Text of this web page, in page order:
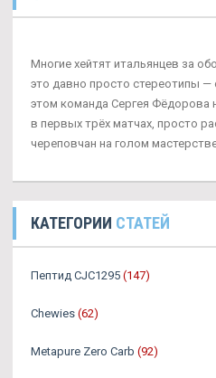
Многие хейтят итальянцев за
это давно просто стереотипы —
этом команда Сергея Фёдорова
в первых трёх матчах, просто
череповчан на голом
КАТЕГОРИИ СТАТЕЙ
Пептид CJC1295 (147)
Chewies (62)
Metapure Zero Carb (92)